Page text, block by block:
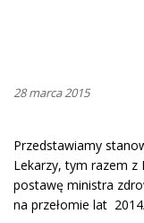
28 marca 2015
Przedstawiamy
Lekarzy, tym razem z
postawę ministra
na przełomie lat